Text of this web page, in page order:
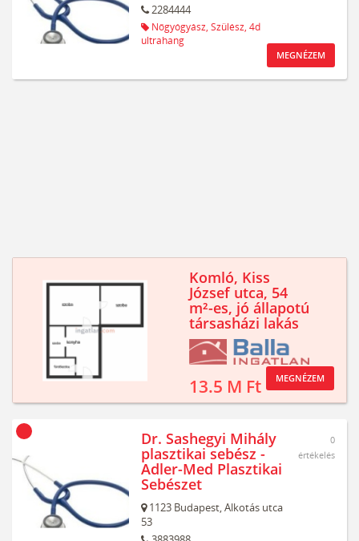
2284444
Nőgyógyász, Szülész, 4d
ultrahang
MEGNÉZEM
Komló, Kiss
József utca, 54
m²-es, jó állapotú
társasházi lakás
13.5 M Ft MEGNÉZEM
Dr. Sashegyi Mihály
plasztikai sebész -
Adler-Med Plasztikai
Sebészet
1123 Budapest,Alkotás utca
53
0
értékelés